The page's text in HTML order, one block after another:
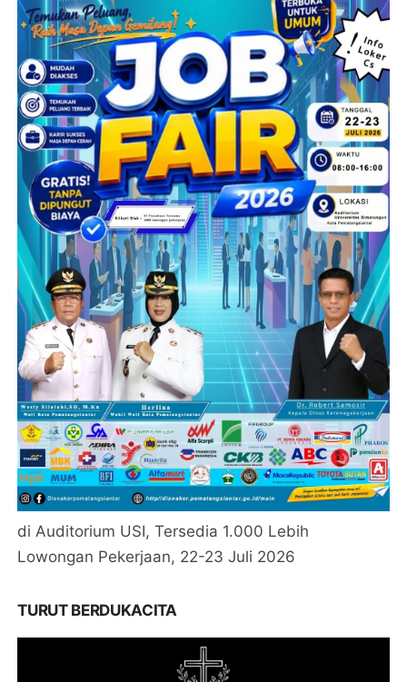
di Auditorium USI, Tersedia 1.000 Lebih
Lowongan Pekerjaan, 22-23 Juli 2026
TURUT BERDUKACITA